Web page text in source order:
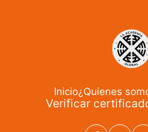
Inicio¿Quienes
Verificar